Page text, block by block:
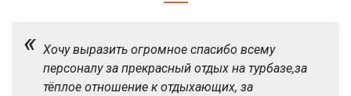
« Хочу выразить огромное спасибо всему
персоналу за прекрасный отдых на турбазе,за
тёплое отношение к отдыхающих, за